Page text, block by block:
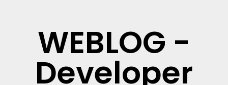
WEBLOG -
Developer